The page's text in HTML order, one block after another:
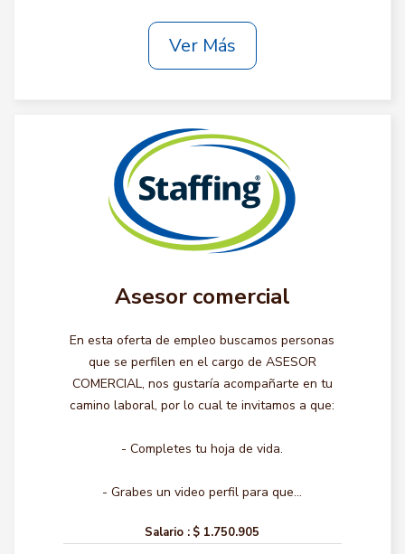
Ver Más
Asesor comercial
En esta oferta de empleo buscamos personas
que se perfilen en el cargo de ASESOR
COMERCIAL, nos gustaría acompañarte en tu
camino laboral, por lo cual te invitamos a que:
- Completes tu hoja de vida.
- Grabes un video perfil para que...
Salario : $ 1.750.905